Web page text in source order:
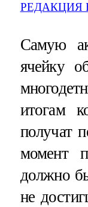
РЕДАКЦИЯ
Самую
ячейку
итогам
получат
момент
должно
не